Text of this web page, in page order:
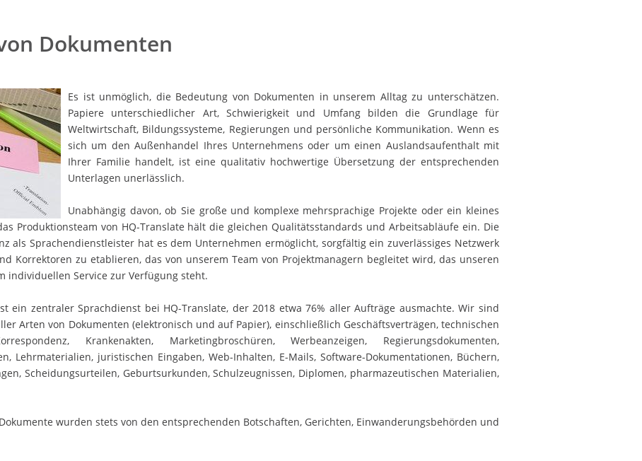
Dokumenten
Es ist unmöglich, die Bedeutung von Dokumenten in unserem Alltag zu unterschätzen.
Papiere unterschiedlicher Art, Schwierigkeit und Umfang bilden die Grundlage für
Weltwirtschaft, Bildungssysteme, Regierungen und persönliche Kommunikation. Wenn es
sich um den Außenhandel Ihres Unternehmens oder um einen Auslandsaufenthalt mit
Ihrer Familie handelt, ist eine qualitativ hochwertige Übersetzung der entsprechenden
Unterlagen unerlässlich.
Unabhängig davon, ob Sie große und komplexe mehrsprachige Projekte oder ein kleines
Produktionsteam von HQ-Translate hält die gleichen Qualitätsstandards und Arbeitsabläufe ein. Die
als Sprachendienstleister hat es dem Unternehmen ermöglicht, sorgfältig ein zuverlässiges Netzwerk
Korrektoren zu etablieren, das von unserem Team von Projektmanagern begleitet wird, das unseren
individuellen Service zur Verfügung steht.
ein zentraler Sprachdienst bei HQ-Translate, der 2018 etwa 76% aller Aufträge ausmachte. Wir sind
Arten von Dokumenten (elektronisch und auf Papier), einschließlich Geschäftsverträgen, technischen
Krankenakten, Marketingbroschüren, Werbeanzeigen, Regierungsdokumenten,
Lehrmaterialien, juristischen Eingaben, Web-Inhalten, E-Mails, Software-Dokumentationen, Büchern,
Scheidungsurteilen, Geburtsurkunden, Schulzeugnissen, Diplomen, pharmazeutischen Materialien,
wurden stets von den entsprechenden Botschaften, Gerichten, Einwanderungsbehörden und